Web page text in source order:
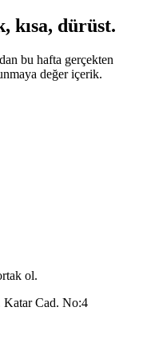
kısa, dürüst.
bu hafta gerçekten
değer içerik.
ol.
Katar Cad. No:4